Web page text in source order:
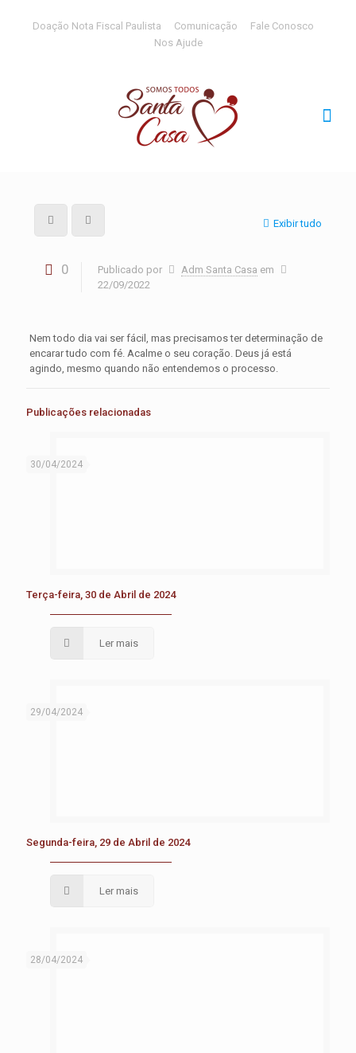
Doação Nota Fiscal Paulista Comunicação
Fale Conosco
Nos Ajude
Exibir tudo
0 Publicado por Adm Santa Casa em
22/09/2022
Nem todo dia vai ser fácil, mas precisamos ter determinação de
encarar tudo com fé. Acalme o seu coração. Deus já está
agindo, mesmo quando não entendemos o processo.
Publicações relacionadas
30/04/2024
Terça-feira, 30 de Abril de 2024
Ler mais
29/04/2024
Segunda-feira, 29 de Abril de 2024
Ler mais
28/04/2024